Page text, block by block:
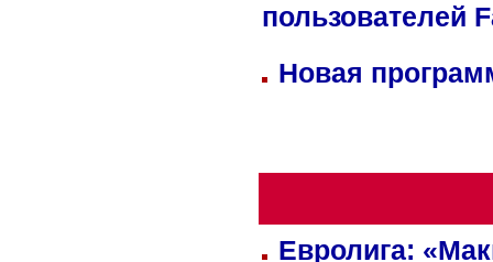
пользователей
Новая
Евролига: